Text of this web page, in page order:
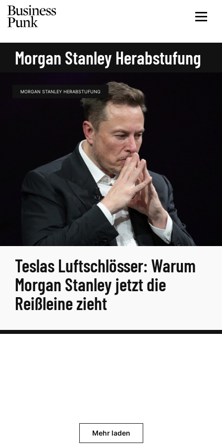
Morgan Stanley Herabstufung
MORGAN STANLEY HERABSTUFUNG
Teslas Luftschlösser: Warum
Morgan Stanley jetzt die
Reißleine zieht
Mehr laden